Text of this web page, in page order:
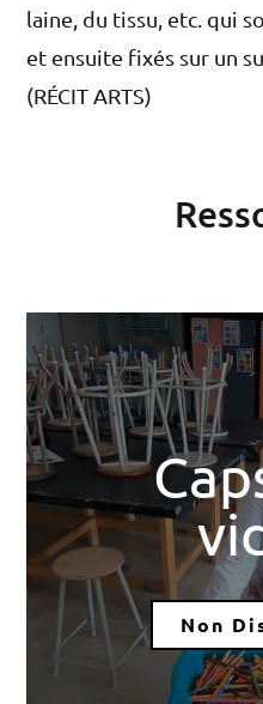
laine, du tissu, etc. qui
et ensuite fixés sur un
(RÉCIT ARTS)
Non